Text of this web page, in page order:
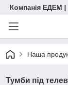
Компанія ЕДЕМ |
Наша
Тумби під